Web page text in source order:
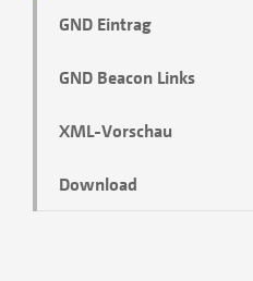
GND Eintrag
GND Beacon Links
XML-Vorschau
Download